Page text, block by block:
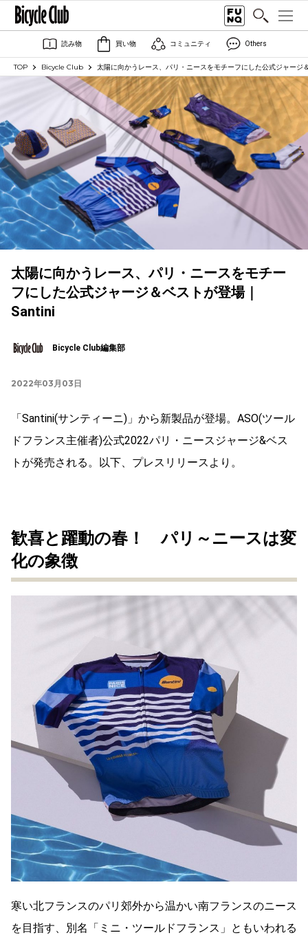
読み物 買い物 コミュニティ Others
TOP Bicycle Club 太陽に向かうレース、パリ・ニースをモチーフにした公式ジャー
太陽に向かうレース、パリ・ニースをモチー
フにした公式ジャージ＆ベストが登場｜
Santini
Bicycle Club編集部
2022年03月03日
「Santini(サンティーニ)」から新製品が登場。ASO(ツール
ドフランス主催者)公式2022パリ・ニースジャージ&ベス
トが発売される。以下、プレスリリースより。
歓喜と躍動の春！ パリ～ニースは変
化の象徴
寒い北フランスのパリ郊外から温かい南フランスのニース
を目指す、別名「ミニ・ツールドフランス」ともいわれる